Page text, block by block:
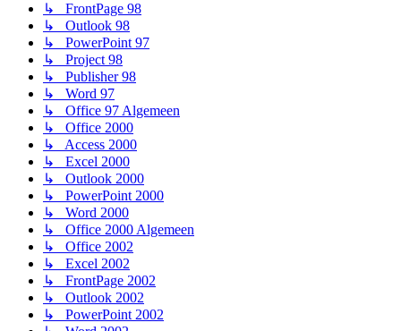
↳ FrontPage 98
↳ Outlook 98
↳ PowerPoint 97
↳ Project 98
↳ Publisher 98
↳ Word 97
↳ Office 97 Algemeen
↳ Office 2000
↳ Access 2000
↳ Excel 2000
↳ Outlook 2000
↳ PowerPoint 2000
↳ Word 2000
↳ Office 2000 Algemeen
↳ Office 2002
↳ Excel 2002
↳ FrontPage 2002
↳ Outlook 2002
↳ PowerPoint 2002